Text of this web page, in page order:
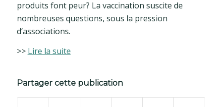
produits font peur? La vaccination suscite de
nombreuses questions, sous la pression
d’associations.
>> Lire la suite
Partager cette publication